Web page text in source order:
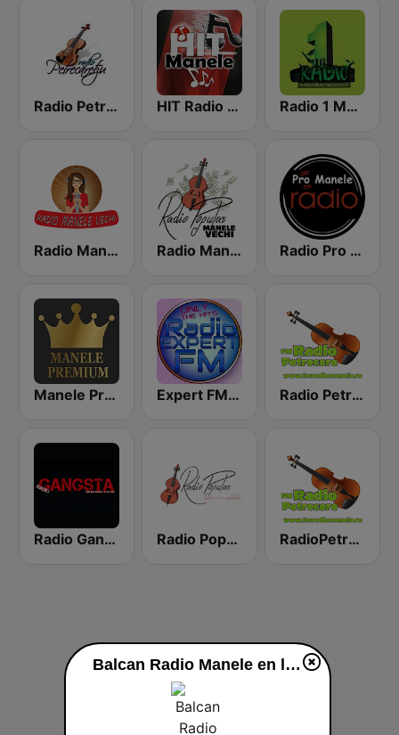
Radio Petrecaretzu HIT Radio Manele Romania Radio 1 Manele
Radio Manele Vechi Radio Manele Vechi Romania Radio Pro Manele
Manele Premium Expert FM Manele Radio Petrecere Romania
Radio Gangsta Manele Radio Popular Petrecere RadioPetrecere.Net
Balcan Radio Manele en ligne